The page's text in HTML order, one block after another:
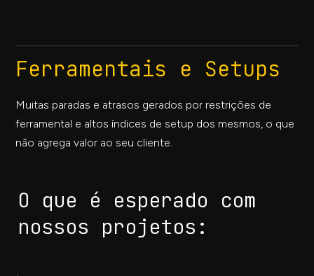
Ferramentais e Setups
Muitas paradas e atrasos gerados por restrições de
ferramental e altos índices de setup dos mesmos, o que
não agrega valor ao seu cliente.
O que é esperado com
nossos projetos: